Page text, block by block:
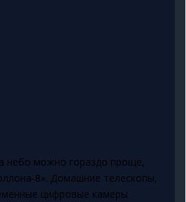
небо можно гораздо проще,
Домашние телескопы,
цифровые камеры